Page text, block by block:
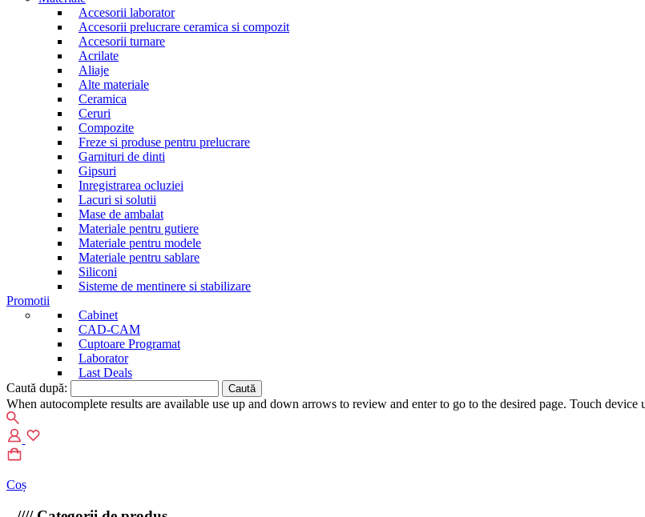
Accesorii laborator
Accesorii prelucrare ceramica si compozit
Accesorii turnare
Acrilate
Aliaje
Alte materiale
Ceramica
Ceruri
Compozite
Freze si produse pentru prelucrare
Garnituri de dinti
Gipsuri
Inregistrarea ocluziei
Lacuri si solutii
Mase de ambalat
Materiale pentru gutiere
Materiale pentru modele
Materiale pentru sablare
Siliconi
Sisteme de mentinere si stabilizare
Promotii
Cabinet
CAD-CAM
Cuptoare Programat
Laborator
Last Deals
Caută după:
When autocomplete results are available use up and down arrows to review and enter to go to the desired page. Touch
Coș